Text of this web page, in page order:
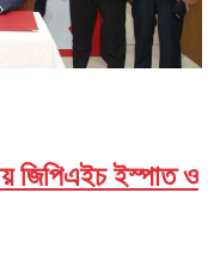
জিপিএইচ ইস্পাত ও